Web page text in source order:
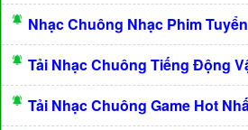
Nhạc Chuông Nhạc Phim
Tải Nhạc Chuông Tiếng Động
Tải Nhạc Chuông Game Hot